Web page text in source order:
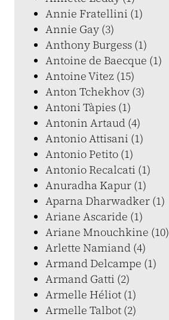
Annie Fratellini (1)
Annie Gay (3)
Anthony Burgess (1)
Antoine de Baecque (1)
Antoine Vitez (15)
Anton Tchekhov (3)
Antoni Tàpies (1)
Antonin Artaud (4)
Antonio Attisani (1)
Antonio Petito (1)
Antonio Recalcati (1)
Anuradha Kapur (1)
Aparna Dharwadker (1)
Ariane Ascaride (1)
Ariane Mnouchkine (10)
Arlette Namiand (4)
Armand Delcampe (1)
Armand Gatti (2)
Armelle Héliot (1)
Armelle Talbot (2)